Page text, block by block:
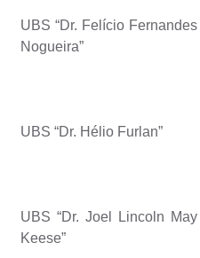
UBS “Dr. Felício Fernandes
Nogueira”
UBS “Dr. Hélio Furlan”
UBS “Dr. Joel Lincoln May
Keese”